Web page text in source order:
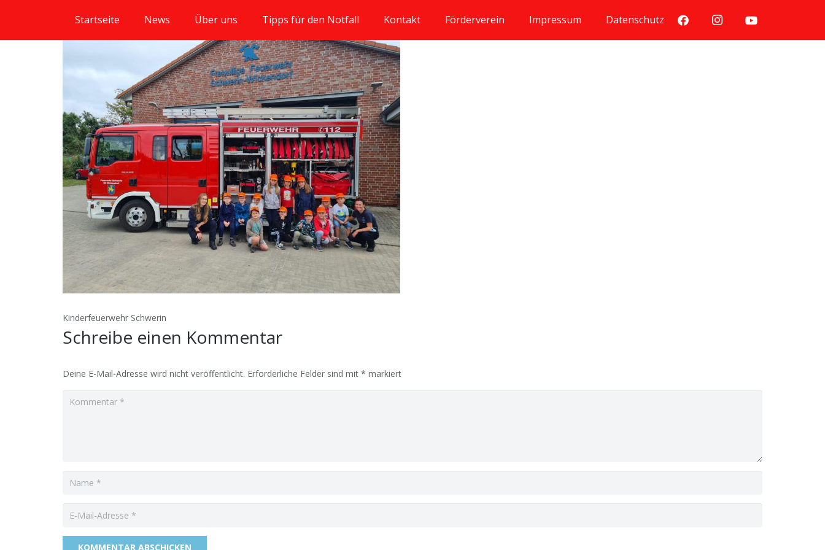
Startseite News Über uns Tipps für den Notfall Kontakt Förderverein Impressum Datenschutz
Kinderfeuerwehr Schwerin
Schreibe einen Kommentar
Deine E-Mail-Adresse wird nicht veröffentlicht. Erforderliche Felder sind mit * markiert
KOMMENTAR ABSCHICKEN